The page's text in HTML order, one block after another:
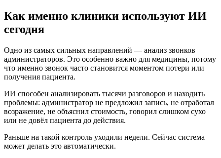
Как именно клиники используют ИИ
сегодня
Одно из самых сильных направлений — анализ звонков
администраторов. Это особенно важно для медицины, потому
что именно звонок часто становится моментом потери или
получения пациента.
ИИ способен анализировать тысячи разговоров и находить
проблемы: администратор не предложил запись, не отработал
возражение, не объяснил стоимость, говорил слишком сухо
или не довёл пациента до действия.
Раньше на такой контроль уходили недели. Сейчас система
может делать это автоматически.